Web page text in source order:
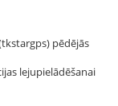
pēdējās
lejupielādēšanai